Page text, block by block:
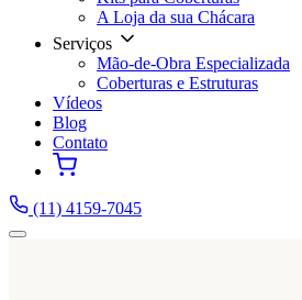
A Loja da sua Chácara
Serviços
Mão-de-Obra Especializada
Coberturas e Estruturas
Vídeos
Blog
Contato
(11) 4159-7045